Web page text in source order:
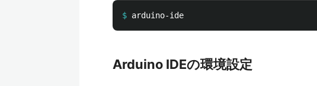
$
Arduino IDEの環境設定